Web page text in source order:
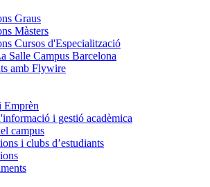
Graus
Màsters
Cursos d'Especialització
Salle Campus Barcelona
amb Flywire
Emprèn
i gestió acadèmica
campus
i clubs d’estudiants